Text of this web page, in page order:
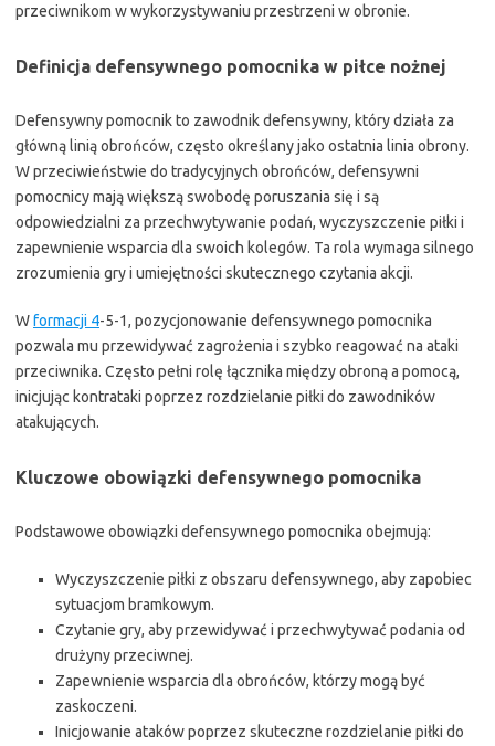
przeciwnikom w wykorzystywaniu przestrzeni w obronie.
Definicja defensywnego pomocnika w piłce nożnej
Defensywny pomocnik to zawodnik defensywny, który działa za
główną linią obrońców, często określany jako ostatnia linia obrony.
W przeciwieństwie do tradycyjnych obrońców, defensywni
pomocnicy mają większą swobodę poruszania się i są
odpowiedzialni za przechwytywanie podań, wyczyszczenie piłki i
zapewnienie wsparcia dla swoich kolegów. Ta rola wymaga silnego
zrozumienia gry i umiejętności skutecznego czytania akcji.
Wformacji 4-5-1, pozycjonowanie defensywnego pomocnika
pozwala mu przewidywać zagrożenia i szybko reagować na ataki
przeciwnika. Często pełni rolę łącznika między obroną a pomocą,
inicjując kontrataki poprzez rozdzielanie piłki do zawodników
atakujących.
Kluczowe obowiązki defensywnego pomocnika
Podstawowe obowiązki defensywnego pomocnika obejmują:
Wyczyszczenie piłki z obszaru defensywnego, aby zapobiec
sytuacjom bramkowym.
Czytanie gry, aby przewidywać i przechwytywać podania od
drużyny przeciwnej.
Zapewnienie wsparcia dla obrońców, którzy mogą być
zaskoczeni.
Inicjowanie ataków poprzez skuteczne rozdzielanie piłki do